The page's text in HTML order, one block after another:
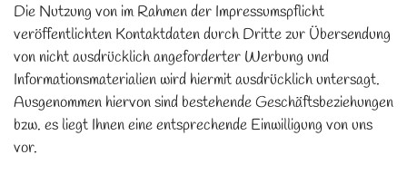
Die Nutzung von im Rahmen der Impressumspflicht
veröffentlichten Kontaktdaten durch Dritte zur Übersendung
von nicht ausdrücklich angeforderter Werbung und
Informationsmaterialien wird hiermit ausdrücklich untersagt.
Ausgenommen hiervon sind bestehende Geschäftsbeziehungen
bzw. es liegt Ihnen eine entsprechende Einwilligung von uns
vor.